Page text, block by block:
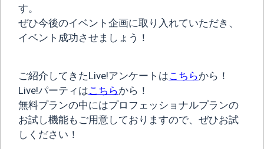
す。
ぜひ今後のイベント企画に取り入れていただき、
イベント成功させましょう！
ご紹介してきたLive!アンケートはこちらから！
Live!パーティはこちらから！
無料プランの中にはプロフェッショナルプランの
お試し機能もご用意しておりますので、ぜひお試
しください！